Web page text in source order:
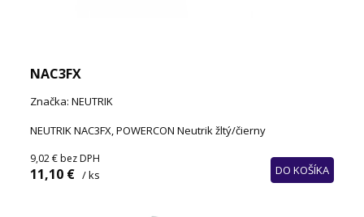
NAC3FX
Značka: NEUTRIK
NEUTRIK NAC3FX, POWERCON Neutrik žltý/čierny
9,02 € bez DPH
11,10 € / ks DO KOŠÍKA